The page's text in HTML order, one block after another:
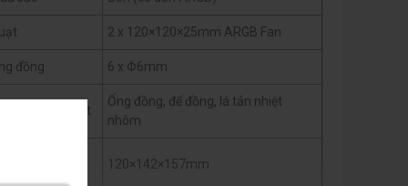
2 x 120×120×25mm ARGB Fan
đồng 6 x Φ6mm
liệu tản nhiệt
Ống đồng, đế đồng, lá tản nhiệt
nhôm
120×142×157mm